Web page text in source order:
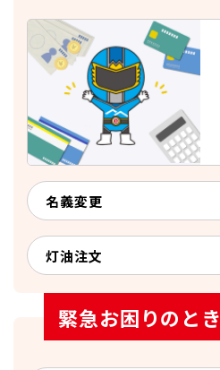
名義変更
灯油注文
緊急お困りのとき